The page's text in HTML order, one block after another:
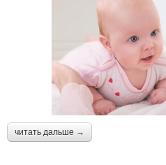
читать дальше →